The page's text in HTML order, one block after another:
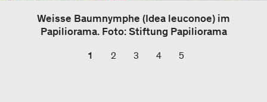
Weisse Baumnymphe (Idea leuconoe) im
Papiliorama. Foto: Stiftung Papiliorama
1 2 3 4 5